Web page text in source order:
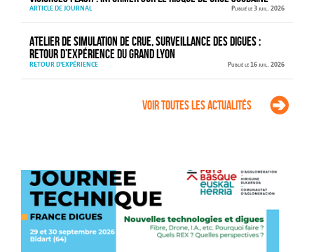
ARTICLE DE JOURNAL Publié le 3 juil. 2026
Atelier de simulation de crue, surveillance des digues :
retour d’expérience du Grand Lyon
RETOUR D'EXPÉRIENCE Publié le 16 juil. 2026
Voir toutes les actualités